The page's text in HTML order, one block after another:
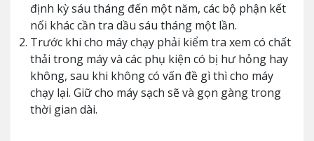
định kỳ sáu tháng đến một năm, các bộ phận kết
nối khác cần tra dầu sáu tháng một lần.
Trước khi cho máy chạy phải kiểm tra xem có chất
thải trong máy và các phụ kiện có bị hư hỏng hay
không, sau khi không có vấn đề gì thì cho máy
chạy lại. Giữ cho máy sạch sẽ và gọn gàng trong
thời gian dài.